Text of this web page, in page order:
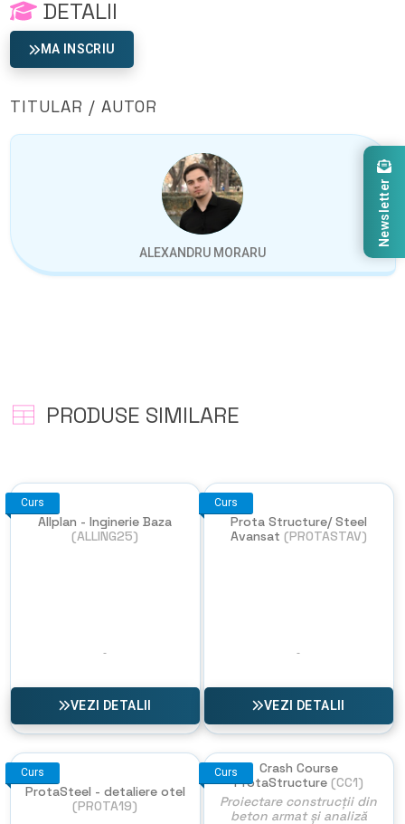
DETALII
MA INSCRIU
TITULAR / AUTOR
ALEXANDRU MORARU
PRODUSE SIMILARE
Curs
Allplan - Inginerie Baza
(ALLING25)
VEZI DETALII
Curs
Prota Structure/ Steel
Avansat (PROTASTAV)
VEZI DETALII
Curs
ProtaSteel - detaliere otel
(PROTA19)
Curs
Crash Course
ProtaStructure (CC1)
Proiectare construcții din
beton armat și analiză
Newsletter